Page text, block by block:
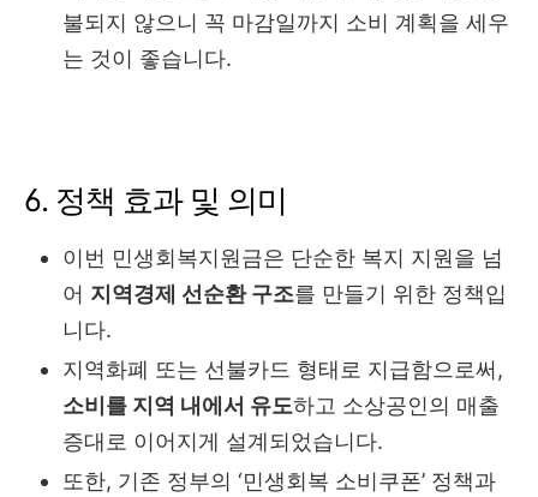
불되지 않으니 꼭 마감일까지 소비 계획을 세우
는 것이 좋습니다.
6. 정책 효과 및 의미
이번 민생회복지원금은 단순한 복지 지원을 넘
어 지역경제 선순환 구조를 만들기 위한 정책입
니다.
지역화폐 또는 선불카드 형태로 지급함으로써,
소비를 지역 내에서 유도하고 소상공인의 매출
증대로 이어지게 설계되었습니다.
또한, 기존 정부의 ‘민생회복 소비쿠폰’ 정책과